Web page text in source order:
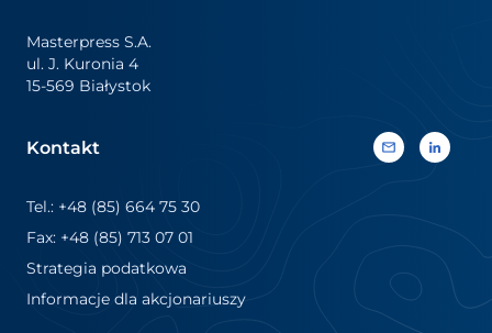
odpowiadając jednocześnie na
różnorodne potrzeby
komunikacyjne. Etykiety
termokurczliwe są […]
Masterpress S.A.
ul. J. Kuronia 4
15-569 Białystok
Kontakt
Tel.: +48 (85) 664 75 30
Fax: +48 (85) 713 07 01
Strategia podatkowa
Informacje dla akcjonariuszy